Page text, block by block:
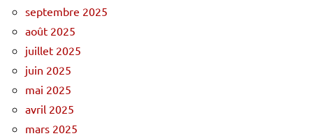
septembre 2025
août 2025
juillet 2025
juin 2025
mai 2025
avril 2025
mars 2025